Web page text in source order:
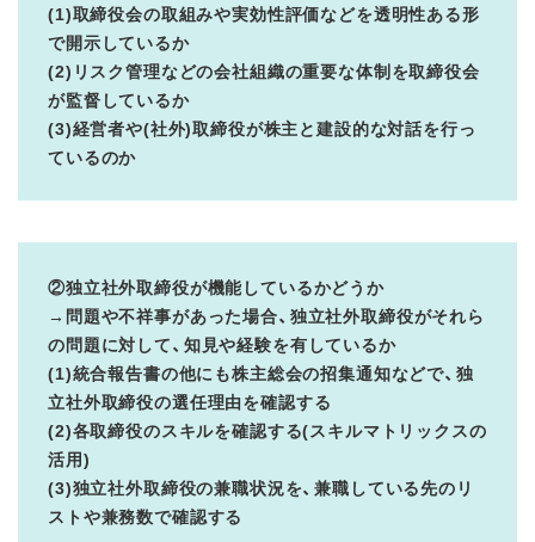
(1)取締役会の取組みや実効性評価などを透明性ある形
で開示しているか
(2)リスク管理などの会社組織の重要な体制を取締役会
が監督しているか
(3)経営者や(社外)取締役が株主と建設的な対話を行っ
ているのか
②独立社外取締役が機能しているかどうか
→問題や不祥事があった場合、独立社外取締役がそれら
の問題に対して、知見や経験を有しているか
(1)統合報告書の他にも株主総会の招集通知などで、独
立社外取締役の選任理由を確認する
(2)各取締役のスキルを確認する(スキルマトリックスの
活用)
(3)独立社外取締役の兼職状況を、兼職している先のリ
ストや兼務数で確認する